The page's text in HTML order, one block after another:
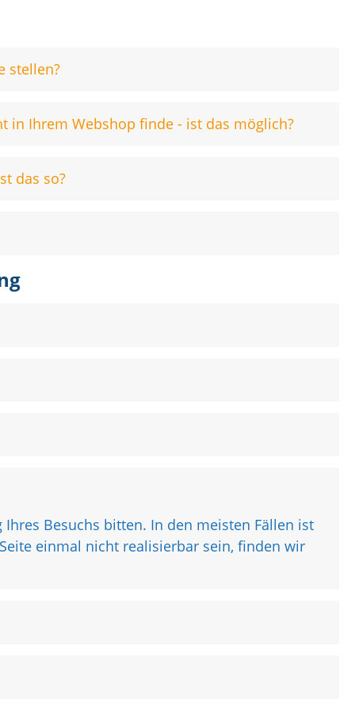
stellen?
in Ihrem Webshop finde - ist das möglich?
das so?
Besuchs bitten. In den meisten Fällen ist
einmal nicht realisierbar sein, finden wir